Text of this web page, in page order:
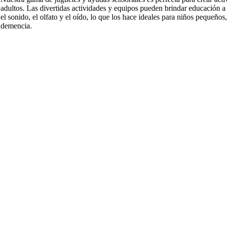
adultos. Las divertidas actividades y equipos pueden brindar educación
el sonido, el olfato y el oído, lo que los hace ideales para niños
demencia.